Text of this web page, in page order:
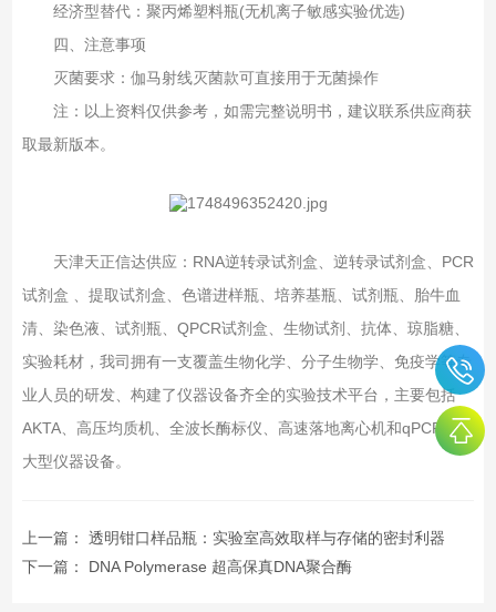
经济型替代‌：聚丙烯塑料瓶(无机离子敏感实验优选)
四、注意事项‌
灭菌要求‌：伽马射线灭菌款可直接用于无菌操作
注：以上资料仅供参考，如需完整说明书，建议联系供应商获
取最新版本。
天津天正信达供应：RNA逆转录试剂盒、逆转录试剂盒、PCR
试剂盒 、提取试剂盒、色谱进样瓶、培养基瓶、试剂瓶、胎牛血
清、染色液、试剂瓶、QPCR试剂盒、生物试剂、抗体、琼脂糖、
实验耗材，我司拥有一支覆盖生物化学、分子生物学、免疫学等专
业人员的研发、构建了仪器设备齐全的实验技术平台，主要包括
AKTA、高压均质机、全波长酶标仪、高速落地离心机和qPCR仪等
大型仪器设备。
上一篇： 透明钳口样品瓶：实验室高效取样与存储的密封利器
下一篇： DNA Polymerase 超高保真DNA聚合酶